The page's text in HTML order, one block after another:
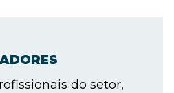
do setor,